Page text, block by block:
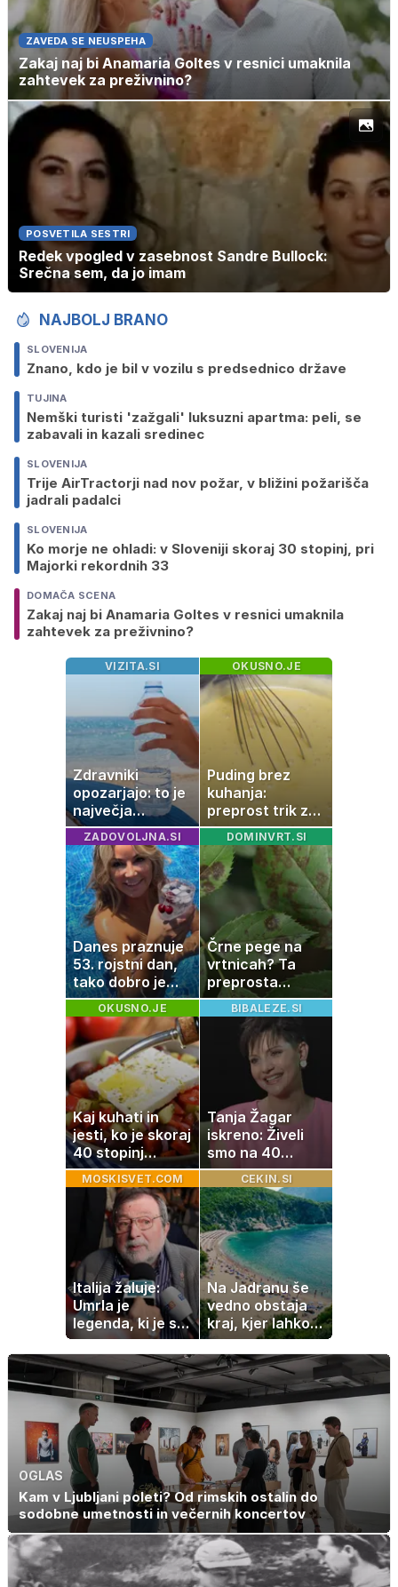
ZAVEDA SE NEUSPEHA
Zakaj naj bi Anamaria Goltes v resnici umaknila
zahtevek za preživnino?
POSVETILA SESTRI
Redek vpogled v zasebnost Sandre Bullock:
Srečna sem, da jo imam
NAJBOLJ BRANO
SLOVENIJA
Znano, kdo je bil v vozilu s predsednico države
TUJINA
Nemški turisti 'zažgali' luksuzni apartma: peli, se
zabavali in kazali sredinec
SLOVENIJA
Trije AirTractorji nad nov požar, v bližini požarišča
jadrali padalci
SLOVENIJA
Ko morje ne ohladi: v Sloveniji skoraj 30 stopinj, pri
Majorki rekordnih 33
DOMAČA SCENA
Zakaj naj bi Anamaria Goltes v resnici umaknila
zahtevek za preživnino?
VIZITA.SI
Zdravniki
opozarjajo: to je
največja
napaka, ki jo
ljudje delajo med
vročino
OKUSNO.JE
Puding brez
kuhanja:
preprost trik za
pripravo v le
nekaj minutah
ZADOVOLJNA.SI
Danes praznuje
53. rojstni dan,
tako dobro je
videti znana
Slovenka
DOMINVRT.SI
Črne pege na
vrtnicah? Ta
preprosta
sestavina
pomaga
preprečiti
težavo
OKUSNO.JE
Kaj kuhati in
jesti, ko je skoraj
40 stopinj
Celzija: 5 kosil
brez prižiganja
pečice
BIBALEZE.SI
Tanja Žagar
iskreno: Živeli
smo na 40
kvadratih, a
imela sem vse,
kar otrok
potrebuje
MOSKISVET.COM
Italija žaluje:
Umrla je
legenda, ki je s
svojimi pesmimi
zaznamovala
Italijo
CEKIN.SI
Na Jadranu še
vedno obstaja
kraj, kjer lahko
dopustujete
poceni:
nastanitev že od
10 evrov, kosilo
za pet evrov
OGLAS
Kam v Ljubljani poleti? Od rimskih ostalin do
sodobne umetnosti in večernih koncertov